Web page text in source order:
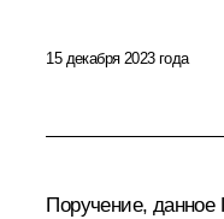
15 декабря 2023 года
Поручение,